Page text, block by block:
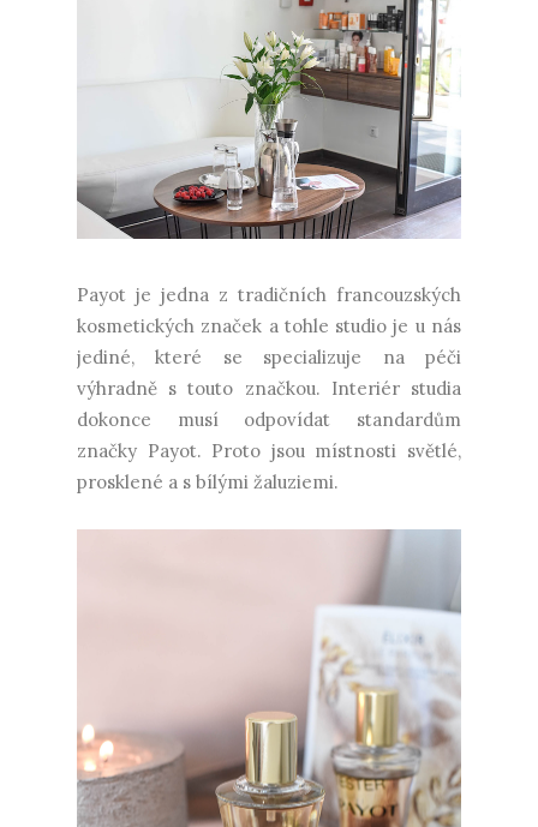
Payot je jedna z tradičních francouzských
kosmetických značek a tohle studio je u nás
jediné, které se specializuje na péči
výhradně s touto značkou. Interiér studia
dokonce musí odpovídat standardům
značky Payot. Proto jsou místnosti světlé,
prosklené a s bílými žaluziemi.